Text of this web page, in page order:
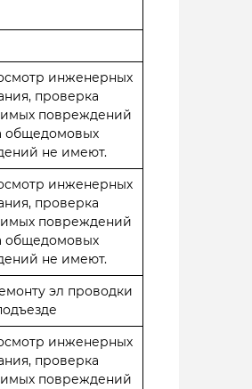
инженерных
проверка
повреждений
общедомовых
не имеют.
инженерных
проверка
повреждений
общедомовых
не имеют.
эл проводки
инженерных
проверка
повреждений